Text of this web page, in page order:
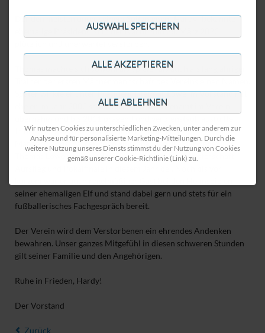
Der den meisten unter seinem Spitznamen „Hardy“ bekannte
ehemalige Präsident ist in der Nacht zum 28. März 2023
Thomas machte sich sowohl als Spieler als auch als langjähriger
Später wirkte er unter Präsident Dietmar Löwe im Vorstand mit,
ehe er im Jahr 2003 selbst das höchste Ehrenamt im Verein
In der Saison 2014/15 unterstützte er die erste
Männermannschaft er noch einmal als Co-Trainer neben
Thomas Löwe und trug damit seinen Anteil an Meisterschaft,
seiner ehemaligen Elf und stand dabei gern und stets für ein
fußballerisches Fachgespräch bereit.
Der Verein wird dem Verstorbenen ein ehrendes Andenken
bewahren. Unser ganzes Mitgefühl in diesen schweren Stunden
gilt seiner Familie und den Angehörigen.
Ruhe in Frieden, Hardy!
Der Vorstand
Zurück
AUSWAHL SPEICHERN
ALLE AKZEPTIEREN
ALLE ABLEHNEN
Wir nutzen Cookies zu unterschiedlichen Zwecken, unter anderem zur
Analyse und für personalisierte Marketing-Mitteilungen. Durch die
weitere Nutzung unseres Diensts stimmst du der Nutzung von Cookies
gemäß unserer Cookie-Richtlinie (Link) zu.